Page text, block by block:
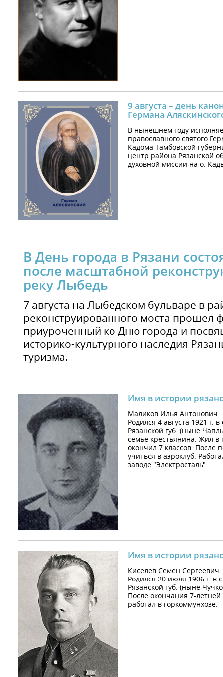
9 августа – день
Германа
В нынешнем году
православного святого
Кадома Тамбовской
центр района Рязанской
духовной миссии на о.
В День города в Рязани
после масштабной
реку Лыбедь
7 августа на Лыбедском бульваре в
реконструированного моста прошел
приуроченный ко Дню города и
историко-культурного наследия
туризма.
Имя в истории
Маликов Илья Антонович
Родился 4 августа 1921 г.
Рязанской губ. (ныне
семье крестьянина. Жил в
окончил 7 классов. После
учиться в аэроклуб.
заводе "Электросталь".
Имя в истории
Киселев Семен Сергеевич
Родился 20 июля 1906 г. в
Рязанской губ. (ныне
После окончания 7-
работал в горкоммунхозе.